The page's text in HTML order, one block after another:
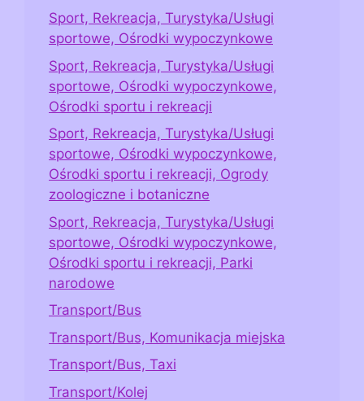
Sport, Rekreacja, Turystyka/Usługi
sportowe, Ośrodki wypoczynkowe
Sport, Rekreacja, Turystyka/Usługi
sportowe, Ośrodki wypoczynkowe,
Ośrodki sportu i rekreacji
Sport, Rekreacja, Turystyka/Usługi
sportowe, Ośrodki wypoczynkowe,
Ośrodki sportu i rekreacji, Ogrody
zoologiczne i botaniczne
Sport, Rekreacja, Turystyka/Usługi
sportowe, Ośrodki wypoczynkowe,
Ośrodki sportu i rekreacji, Parki
narodowe
Transport/Bus
Transport/Bus, Komunikacja miejska
Transport/Bus, Taxi
Transport/Kolej